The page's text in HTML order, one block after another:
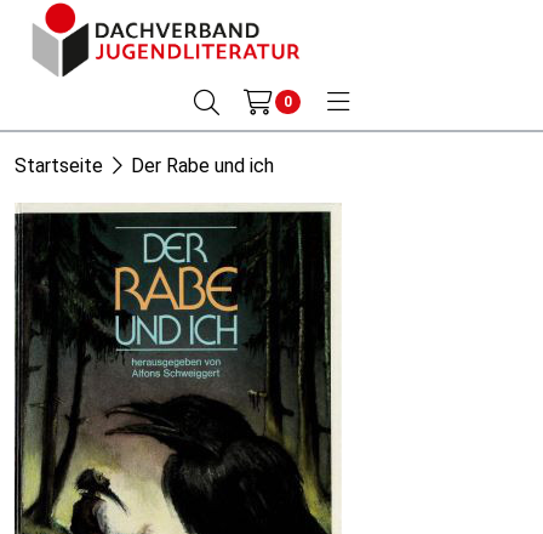
0
Startseite Der Rabe und ich